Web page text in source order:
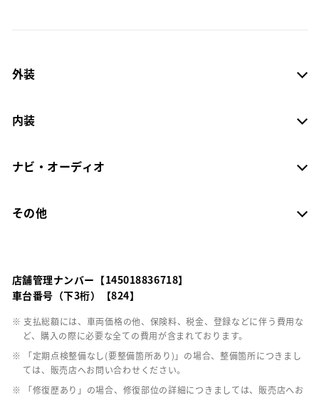
外装
内装
ナビ・オーディオ
その他
店舗管理ナンバー【145018836718】
車台番号（下3桁）【824】
※ 支払総額には、車両価格の他、保険料、税金、登録などに伴う費用な
ど、購入の際に必要な全ての費用が含まれております。
※ 「定期点検整備なし(要整備箇所あり)」の場合、整備箇所につきまし
ては、販売店へお問い合わせください。
※ 「修復歴あり」の場合、修復部位の詳細につきましては、販売店へお